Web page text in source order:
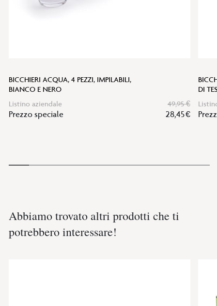
BICCHIERI ACQUA, 4 PEZZI, IMPILABILI,
BIANCO E NERO
Listino aziendale
49,95 €
Prezzo speciale 28,45 €
DI
Abbiamo trovato altri prodotti che ti
potrebbero interessare!